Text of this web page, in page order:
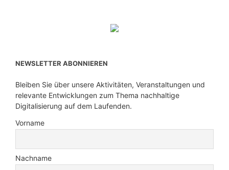
NEWSLETTER ABONNIEREN
Bleiben Sie über unsere Aktivitäten, Veranstaltungen und
relevante Entwicklungen zum Thema nachhaltige
Digitalisierung auf dem Laufenden.
Vorname
Nachname